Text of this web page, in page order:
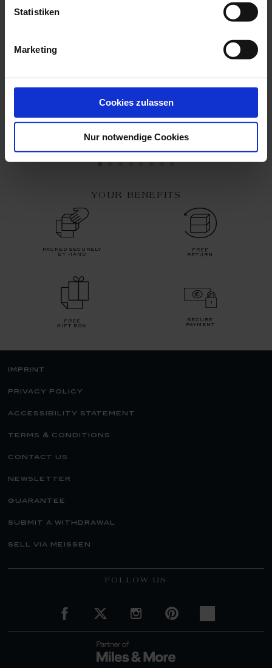
Statistiken
Marketing
Cookies zulassen
Nur notwendige Cookies
Starter Und Dessert
Available
Bread- And Butter Plate,
Shape No ...
Available
$93.00
YOUR BENEFITS
packed securely
by hand
free
return
free
gift box
secure
payment
imprint
privacy policy
accessibility statement
terms & conditions
contact us
newsletter
guarantee
submit a withdrawal
sell via meissen
FOLLOW US